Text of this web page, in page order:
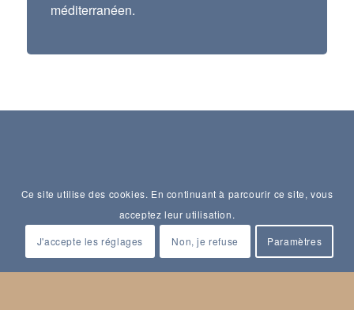
méditerranéen.
Ce site utilise des cookies. En continuant à parcourir ce site, vous
acceptez leur utilisation.
J'accepte les réglages Non, je refuse Paramètres